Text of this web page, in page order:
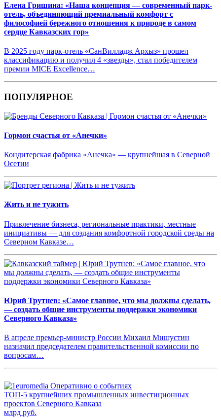
Елена Гришина: «Наша концепция — современный парк-
отель, объединяющий премиальный комфорт с
философией бережного отношения к природе в самом
сердце Кавказских гор»
В 2025 году парк-отель «СанВилладж Архыз» прошел
классификацию и получил 4 «звезды», стал победителем
премии MICE Excellence…
ПОПУЛЯРНОЕ
Гормон счастья от «Анечки»
Кондитерская фабрика «Анечка» — крупнейшая в Северной
Осетии
Жить и не тужить
Привлечение бизнеса, региональные практики, местные
инициативы — для создания комфортной городской среды на
Северном Кавказе…
Юрий Трутнев: «Самое главное, что мы должны сделать,
— создать общие инструменты поддержки экономики
Северного Кавказа»
В апреле премьер-министр России Михаил Мишустин
назначил председателем правительственной комиссии по
вопросам…
ТОП-5 крупнейших промышленных инвестиционных
проектов Северного Кавказа
млрд руб.